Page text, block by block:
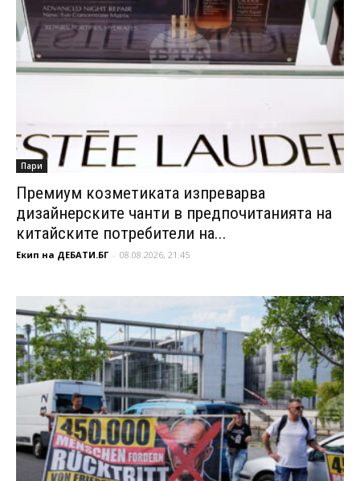
Пари
Премиум козметиката изпреварва
дизайнерските чанти в предпочитанията на
китайските потребители на...
Екип на ДЕБАТИ.БГ - 08.08.2026, 21:45